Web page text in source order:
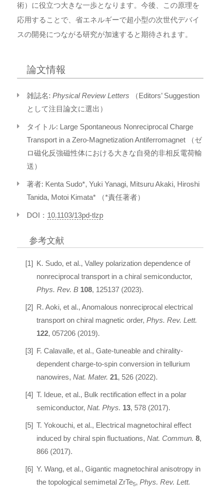
術）に役立つ大きな一歩となります。今後、この原理を
応用することで、省エネルギーで超小型の次世代デバイ
スの開発につながる研究が加速すると期待されます。
論文情報
雑誌名: Physical Review Letters （Editors’ Suggestion
として注目論文に選出）
タイトル: Large Spontaneous Nonreciprocal Charge
Transport in a Zero-Magnetization Antiferromagnet （ゼ
ロ磁化反強磁性体における大きな自発的非相反電荷輸
送）
著者: Kenta Sudo*, Yuki Yanagi, Mitsuru Akaki, Hiroshi
Tanida, Motoi Kimata* （*責任著者）
DOI： 10.1103/13pd-tlzp
参考文献
K. Sudo, et al., Valley polarization dependence of
nonreciprocal transport in a chiral semiconductor,
Phys. Rev. B 108, 125137 (2023).
R. Aoki, et al., Anomalous nonreciprocal electrical
transport on chiral magnetic order, Phys. Rev. Lett.
122, 057206 (2019).
F. Calavalle, et al., Gate-tuneable and chirality-
dependent charge-to-spin conversion in tellurium
nanowires, Nat. Mater. 21, 526 (2022).
T. Ideue, et al., Bulk rectification effect in a polar
semiconductor, Nat. Phys. 13, 578 (2017).
T. Yokouchi, et al., Electrical magnetochiral effect
induced by chiral spin fluctuations, Nat. Commun. 8,
866 (2017).
Y. Wang, et al., Gigantic magnetochiral anisotropy in
the topological semimetal ZrTe5, Phys. Rev. Lett.